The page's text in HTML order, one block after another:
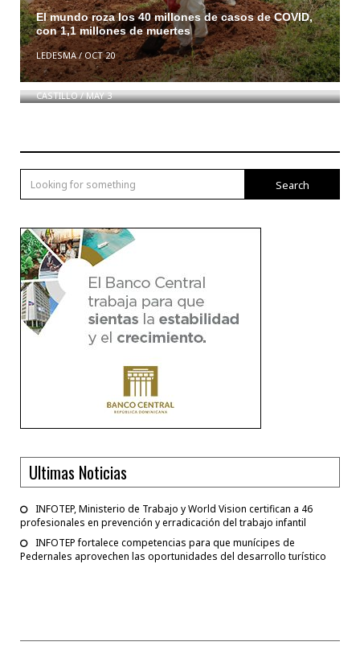
El mundo roza los 40 millones de casos de COVID,
con 1,1 millones de muertes
LEDESMA/ OCT 20
ANDRÉS NAVARRO ASEGURA QUE ALIANZA
IGLESIAS–COMUNIDADES- ESTADO EVITARÁ LA
DELINCUENCIA
CASTILLO/MAY 3
Search
Ultimas Noticias
INFOTEP, Ministerio de Trabajo y World Vision certifican a 46
profesionales en prevención y erradicación del trabajo infantil
INFOTEP fortalece competencias para que munícipes de
Pedernales aprovechen las oportunidades del desarrollo turístico